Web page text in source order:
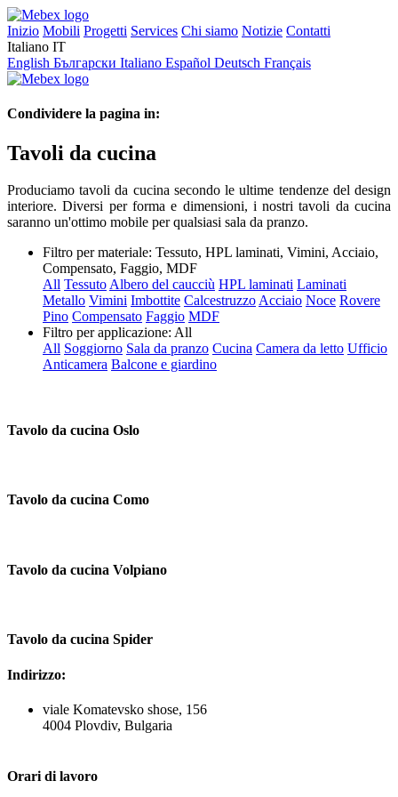
Inizio Mobili Progetti Services Chi siamo Notizie Contatti
Italiano IT
English Български Italiano Español Deutsch Français
Condividere la pagina in:
Tavoli da cucina
Produciamo tavoli da cucina secondo le ultime tendenze del design
interiore. Diversi per forma e dimensioni, i nostri tavoli da cucina
saranno un'ottimo mobile per qualsiasi sala da pranzo.
Filtro per materiale: Tessuto, HPL laminati, Vimini, Acciaio,
Compensato, Faggio, MDF
All TessutoAlbero del caucciù HPL laminati Laminati
Metallo Vimini Imbottite CalcestruzzoAcciaio Noce Rovere
Pino Compensato Faggio MDF
Filtro per applicazione: All
All Soggiorno Sala da pranzo Cucina Camera da letto Ufficio
Anticamera Balcone e giardino
Tavolo da cucina Oslo
Tavolo da cucina Como
Tavolo da cucina Volpiano
Tavolo da cucina Spider
Indirizzo:
viale Komatevsko shose, 156
4004 Plovdiv, Bulgaria
Orari di lavoro